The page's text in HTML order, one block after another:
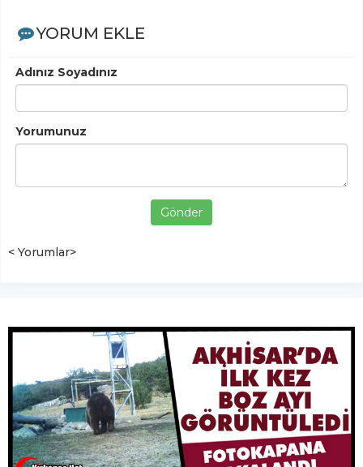
YORUM EKLE
Adınız Soyadınız
Yorumunuz
Gönder
< Yorumlar>